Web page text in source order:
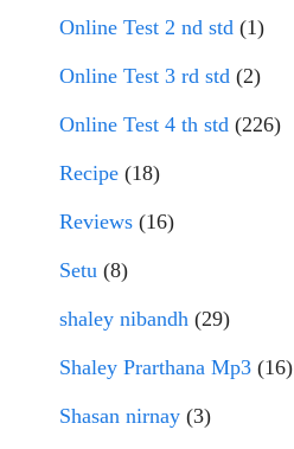
Online Test 2 nd std (1)
Online Test 3 rd std (2)
Online Test 4 th std (226)
Recipe (18)
Reviews (16)
Setu (8)
shaley nibandh (29)
Shaley Prarthana Mp3 (16)
Shasan nirnay (3)